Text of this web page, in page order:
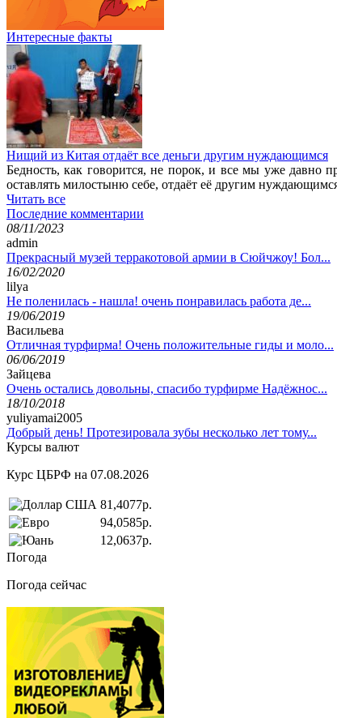
Интересные факты
Нищий из Китая отдаёт все деньги другим нуждающимся
Бедность, как говорится, не порок, и все мы уже
оставлять милостыню себе, отдаёт её другим
Читать все
Последние комментарии
08/11/2023
admin
Прекрасный музей терракотовой армии в Сюйчжоу! Бол...
16/02/2020
lilya
Не поленилась - нашла! очень понравилась работа де...
19/06/2019
Васильева
Отличная турфирма! Очень положительные гиды и моло...
06/06/2019
Зайцева
Очень остались довольны, спасибо турфирме Надёжнос...
18/10/2018
yuliyamai2005
Добрый день! Протезировала зубы несколько лет тому...
Курсы валют
Курс ЦБРФ на 07.08.2026
81,4077р.
94,0585р.
12,0637р.
Погода
Погода сейчас